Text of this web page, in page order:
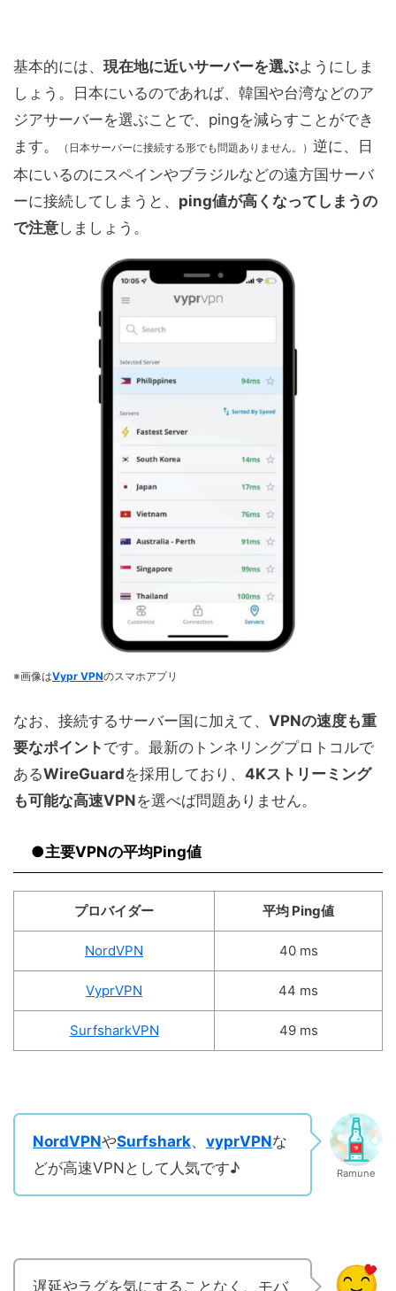
基本的には、 現在地に近いサーバーを選ぶようにしま
しょう。日本にいるのであれば、韓国や台湾などのア
ジアサーバーを選ぶことで、pingを減らすことができ
ます。
（日本サーバーに接続する形でも問題ありません。） 逆に、日
本にいるのにスペインやブラジルなどの遠方国サーバ
ーに接続してしまうと、 ping値が高くなってしまうの
で注意しましょう。
※画像はVypr VPNのスマホアプリ
なお、接続するサーバー国に加えて、 VPNの速度も重
要なポイント です。最新のトンネリングプロトコルで
あるWireGuardを採用しており、 4Kストリーミング
も可能な高速VPNを選べば問題ありません。
●主要VPNの平均Ping値
プロバイダー 平均 Ping値
NordVPN 40 ms
VyprVPN 44 ms
SurfsharkVPN 49 ms
NordVPNやSurfshark、 vyprVPNな
どが高速VPNとして人気です♪
Ramune
遅延やラグを気にすることなく、モバ